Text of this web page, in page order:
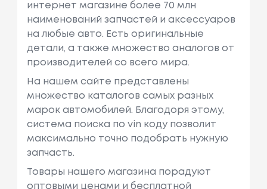
интернет магазине более 70 млн
наименований запчастей и аксессуаров
на любые авто. Есть оригинальные
детали, а также множество аналогов от
производителей со всего мира.
На нашем сайте представлены
множество каталогов самых разных
марок автомобилей. Благодоря этому,
система поиска по vin коду позволит
максимально точно подобрать нужную
запчасть.
Товары нашего магазина порадуют
оптовыми ценами и бесплатной